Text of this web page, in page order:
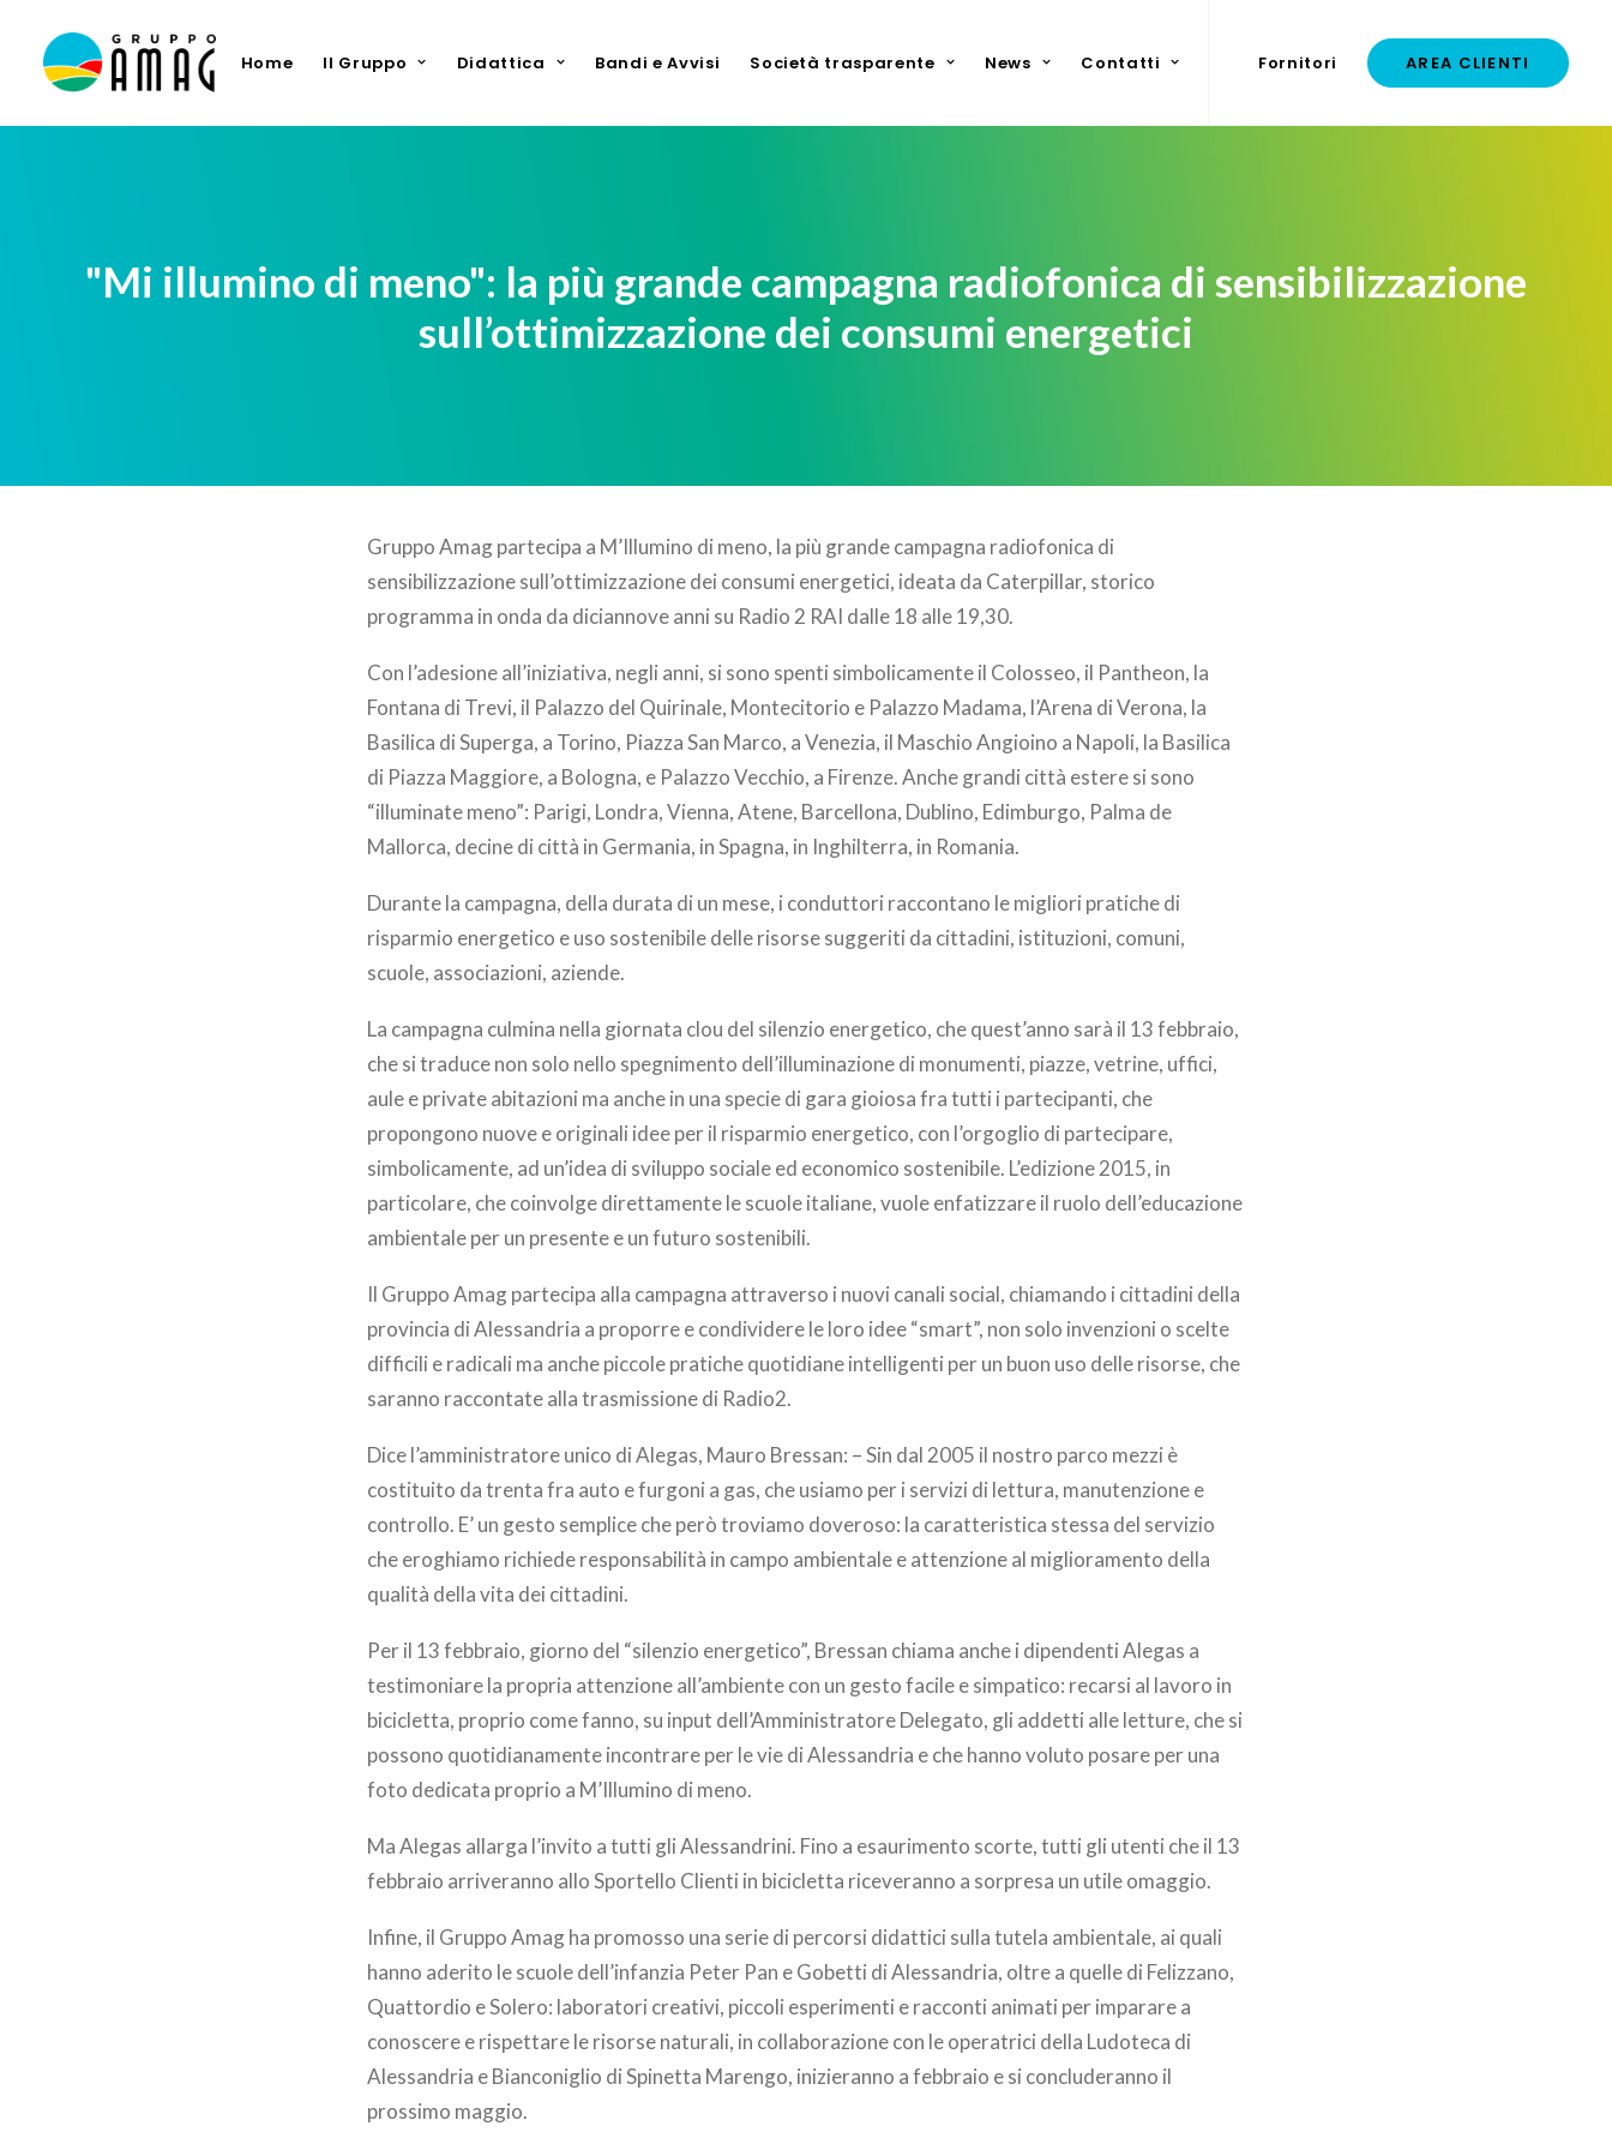
Home Il Gruppo Didattica Bandi e Avvisi Società trasparente News Contatti Fornitori AREA CLIENTI
"Mi illumino di meno": la più grande campagna radiofonica di sensibilizzazione
sull’ottimizzazione dei consumi energetici
Gruppo Amag partecipa a M’Illumino di meno, la più grande campagna radiofonica di
sensibilizzazione sull’ottimizzazione dei consumi energetici, ideata da Caterpillar, storico
programma in onda da diciannove anni su Radio 2 RAI dalle 18 alle 19,30.
Con l’adesione all’iniziativa, negli anni, si sono spenti simbolicamente il Colosseo, il Pantheon, la
Fontana di Trevi, il Palazzo del Quirinale, Montecitorio e Palazzo Madama, l’Arena di Verona, la
Basilica di Superga, a Torino, Piazza San Marco, a Venezia, il Maschio Angioino a Napoli, la Basilica
di Piazza Maggiore, a Bologna, e Palazzo Vecchio, a Firenze. Anche grandi città estere si sono
“illuminate meno”: Parigi, Londra, Vienna, Atene, Barcellona, Dublino, Edimburgo, Palma de
Mallorca, decine di città in Germania, in Spagna, in Inghilterra, in Romania.
Durante la campagna, della durata di un mese, i conduttori raccontano le migliori pratiche di
risparmio energetico e uso sostenibile delle risorse suggeriti da cittadini, istituzioni, comuni,
scuole, associazioni, aziende.
La campagna culmina nella giornata clou del silenzio energetico, che quest’anno sarà il 13 febbraio,
che si traduce non solo nello spegnimento dell’illuminazione di monumenti, piazze, vetrine, uffici,
aule e private abitazioni ma anche in una specie di gara gioiosa fra tutti i partecipanti, che
propongono nuove e originali idee per il risparmio energetico, con l’orgoglio di partecipare,
simbolicamente, ad un’idea di sviluppo sociale ed economico sostenibile. L’edizione 2015, in
particolare, che coinvolge direttamente le scuole italiane, vuole enfatizzare il ruolo dell’educazione
ambientale per un presente e un futuro sostenibili.
Il Gruppo Amag partecipa alla campagna attraverso i nuovi canali social, chiamando i cittadini della
provincia di Alessandria a proporre e condividere le loro idee “smart”, non solo invenzioni o scelte
difficili e radicali ma anche piccole pratiche quotidiane intelligenti per un buon uso delle risorse, che
saranno raccontate alla trasmissione di Radio2.
Dice l’amministratore unico di Alegas, Mauro Bressan: – Sin dal 2005 il nostro parco mezzi è
costituito da trenta fra auto e furgoni a gas, che usiamo per i servizi di lettura, manutenzione e
controllo. E’ un gesto semplice che però troviamo doveroso: la caratteristica stessa del servizio
che eroghiamo richiede responsabilità in campo ambientale e attenzione al miglioramento della
qualità della vita dei cittadini.
Per il 13 febbraio, giorno del “silenzio energetico”, Bressan chiama anche i dipendenti Alegas a
testimoniare la propria attenzione all’ambiente con un gesto facile e simpatico: recarsi al lavoro in
bicicletta, proprio come fanno, su input dell’Amministratore Delegato, gli addetti alle letture, che si
possono quotidianamente incontrare per le vie di Alessandria e che hanno voluto posare per una
foto dedicata proprio a M’Illumino di meno.
Ma Alegas allarga l’invito a tutti gli Alessandrini. Fino a esaurimento scorte, tutti gli utenti che il 13
febbraio arriveranno allo Sportello Clienti in bicicletta riceveranno a sorpresa un utile omaggio.
Infine, il Gruppo Amag ha promosso una serie di percorsi didattici sulla tutela ambientale, ai quali
hanno aderito le scuole dell’infanzia Peter Pan e Gobetti di Alessandria, oltre a quelle di Felizzano,
Quattordio e Solero: laboratori creativi, piccoli esperimenti e racconti animati per imparare a
conoscere e rispettare le risorse naturali, in collaborazione con le operatrici della Ludoteca di
Alessandria e Bianconiglio di Spinetta Marengo, inizieranno a febbraio e si concluderanno il
prossimo maggio.